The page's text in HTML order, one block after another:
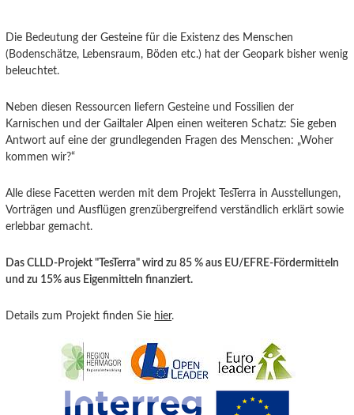
Die Bedeutung der Gesteine für die Existenz des Menschen
(Bodenschätze, Lebensraum, Böden etc.) hat der Geopark bisher wenig
beleuchtet.
Neben diesen Ressourcen liefern Gesteine und Fossilien der
Karnischen und der Gailtaler Alpen einen weiteren Schatz: Sie geben
Antwort auf eine der grundlegenden Fragen des Menschen: „Woher
kommen wir?“
Alle diese Facetten werden mit dem Projekt TesTerra in Ausstellungen,
Vorträgen und Ausflügen grenzübergreifend verständlich erklärt sowie
erlebbar gemacht.
Das CLLD-Projekt "TesTerra" wird zu 85 % aus EU/EFRE-Fördermitteln
und zu 15% aus Eigenmitteln finanziert.
Details zum Projekt finden Sie hier.